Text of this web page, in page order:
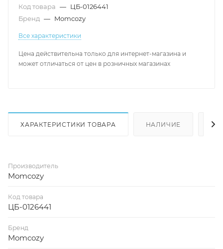
Код товара — ЦБ-0126441
Бренд — Momcozy
Все характеристики
Цена действительна только для интернет-магазина и
может отличаться от цен в розничных магазинах
ХАРАКТЕРИСТИКИ ТОВАРА НАЛИЧИЕ
Производитель
Momcozy
Код товара
ЦБ-0126441
Бренд
Momcozy